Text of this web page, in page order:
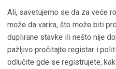
Ali, savetujemo se da za veće
može da varira, što može biti
duplirane stavke ili nešto nije
pažljivo pročitajte registar i
odlučite gde se registrujete,